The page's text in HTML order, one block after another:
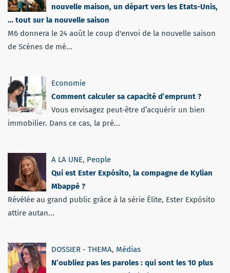
nouvelle maison, un départ vers les Etats-Unis,
… tout sur la nouvelle saison
M6 donnera le 24 août le coup d'envoi de la nouvelle saison
de Scènes de mé...
Economie
Comment calculer sa capacité d’emprunt ?
Vous envisagez peut-être d’acquérir un bien
immobilier. Dans ce cas, la pré...
A LA UNE, People
Qui est Ester Expósito, la compagne de Kylian
Mbappé ?
Révélée au grand public grâce à la série Élite, Ester Expósito
attire autan...
DOSSIER - THEMA, Médias
N’oubliez pas les paroles : qui sont les 10 plus